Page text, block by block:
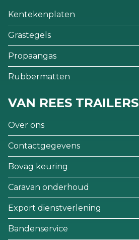
Kentekenplaten
Grastegels
Propaangas
Rubbermatten
VAN REES TRAILERS
Over ons
Contactgegevens
Bovag keuring
Caravan onderhoud
Export dienstverlening
Bandenservice